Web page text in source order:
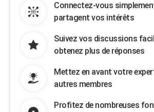
Connectez-vous
partagent vos intérêts
Suivez vos discussions
obtenez plus de réponses
Mettez en avant votre
autres membres
Profitez de nombreuses